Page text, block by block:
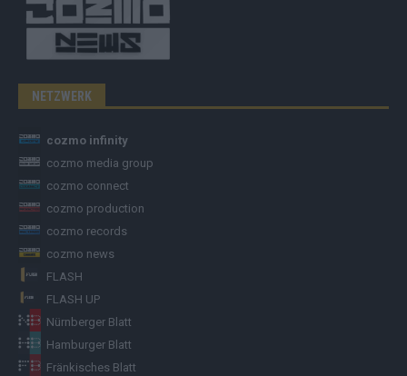
NETZWERK
cozmo infinity
cozmo media group
cozmo connect
cozmo production
cozmo records
cozmo news
FLASH
FLASH UP
Nürnberger Blatt
Hamburger Blatt
Fränkisches Blatt